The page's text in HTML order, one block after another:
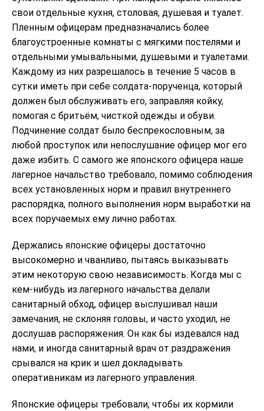
свои отдельные кухня, столовая, душевая и туалет.
Пленным офицерам предназначались более
благоустроенные комнаты с мягкими постелями и
отдельными умывальными, душевыми и туалетами.
Каждому из них разрешалось в течение 5 часов в
сутки иметь при себе солдата-порученца, который
должен был обслуживать его, заправляя койку,
помогая с бритьём, чисткой одежды и обуви.
Подчинение солдат было беспрекословным, за
любой проступок или непослушание офицер мог его
даже избить. С самого же японского офицера наше
лагерное начальство требовало, помимо соблюдения
всех установленных норм и правил внутреннего
распорядка, полного выполнения норм выработки на
всех поручаемых ему лично работах.
Держались японские офицеры достаточно
высокомерно и чванливо, пытаясь выказывать
этим некоторую свою независимость. Когда мы с
кем-нибудь из лагерного начальства делали
санитарный обход, офицер выслушивал наши
замечания, не склоняя головы, и часто уходил, не
дослушав распоряжения. Он как бы издевался над
нами, и иногда санитарный врач от раздражения
срывался на крик и шел докладывать
оперативникам из лагерного управления.
Японские офицеры требовали, чтобы их кормили